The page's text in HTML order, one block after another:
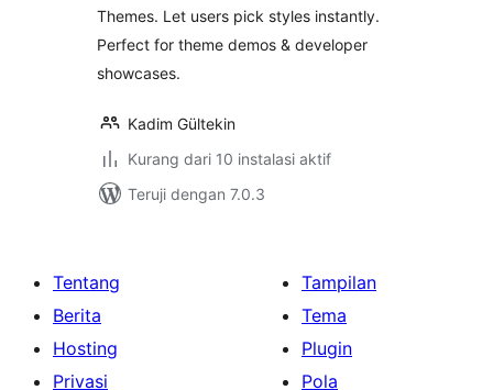
Themes. Let users pick styles instantly.
Perfect for theme demos & developer
showcases.
Kadim Gültekin
Kurang dari 10 instalasi aktif
Teruji dengan 7.0.3
Tentang
Berita
Hosting
Privasi
Tampilan
Tema
Plugin
Pola